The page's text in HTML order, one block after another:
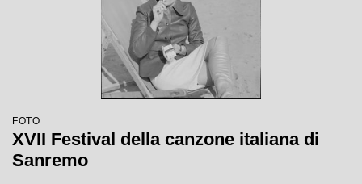
FOTO
XVII Festival della canzone italiana di
Sanremo